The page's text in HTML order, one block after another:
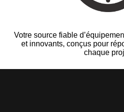
Votre source fiable
et innovants, conçus pour
chaque